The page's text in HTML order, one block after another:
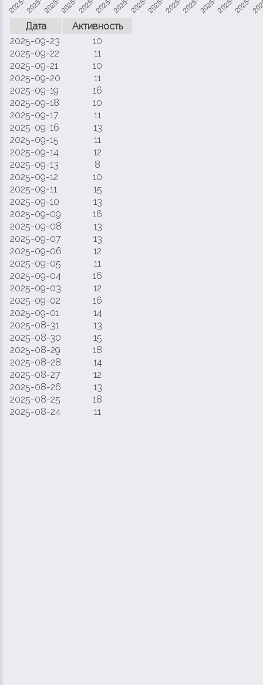
Дата
Активность
2025-09-23
10
2025-09-22
11
2025-09-21
10
2025-09-20
11
2025-09-19
16
2025-09-18
10
2025-09-17
11
2025-09-16
13
2025-09-15
11
2025-09-14
12
2025-09-13
8
2025-09-12
10
2025-09-11
15
2025-09-10
13
2025-09-09
16
2025-09-08
13
2025-09-07
13
2025-09-06
12
2025-09-05
11
2025-09-04
16
2025-09-03
12
2025-09-02
16
2025-09-01
14
2025-08-31
13
2025-08-30
15
2025-08-29
18
2025-08-28
14
2025-08-27
12
2025-08-26
13
2025-08-25
18
2025-08-24
11